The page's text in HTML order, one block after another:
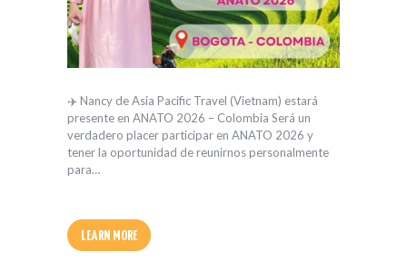
✈️ Nancy de Asia Pacific Travel (Vietnam) estará
presente en ANATO 2026 – Colombia Será un
verdadero placer participar en ANATO 2026 y
tener la oportunidad de reunirnos personalmente
para…
LEARN MORE